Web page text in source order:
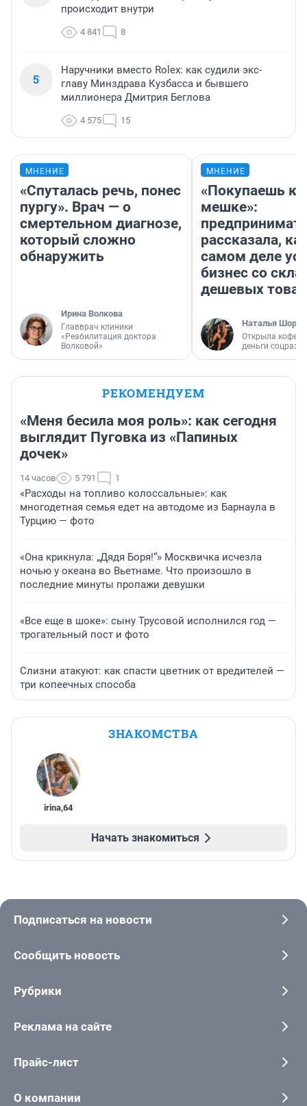
происходит внутри
4 841 8
5
Наручники вместо Rolex: как судили экс-
главу Минздрава Кузбасса и бывшего
миллионера Дмитрия Беглова
4 575 15
МНЕНИЕ
«Спуталась речь, понес
пургу». Врач — о
смертельном диагнозе,
который сложно
обнаружить
Ирина Волкова
Главврач клиники
«Реабилитация доктора
Волковой»
МНЕНИЕ
«Покупаешь
мешке»:
рассказала,
самом деле
бизнес со
дешевых
Наталья
Открыла
деньги
РЕКОМЕНДУЕМ
«Меня бесила моя роль»: как сегодня
выглядит Пуговка из «Папиных
дочек»
14 часов 5 791 1
«Расходы на топливо колоссальные»: как
многодетная семья едет на автодоме из Барнаула в
Турцию — фото
«Она крикнула: „Дядя Боря!“» Москвичка исчезла
ночью у океана во Вьетнаме. Что произошло в
последние минуты пропажи девушки
«Все еще в шоке»: сыну Трусовой исполнился год —
трогательный пост и фото
Слизни атакуют: как спасти цветник от вредителей —
три копеечных способа
ЗНАКОМСТВА
irina,64
Начать знакомиться
Подписаться на новости
Сообщить новость
Рубрики
Реклама на сайте
Прайс-лист
О компании